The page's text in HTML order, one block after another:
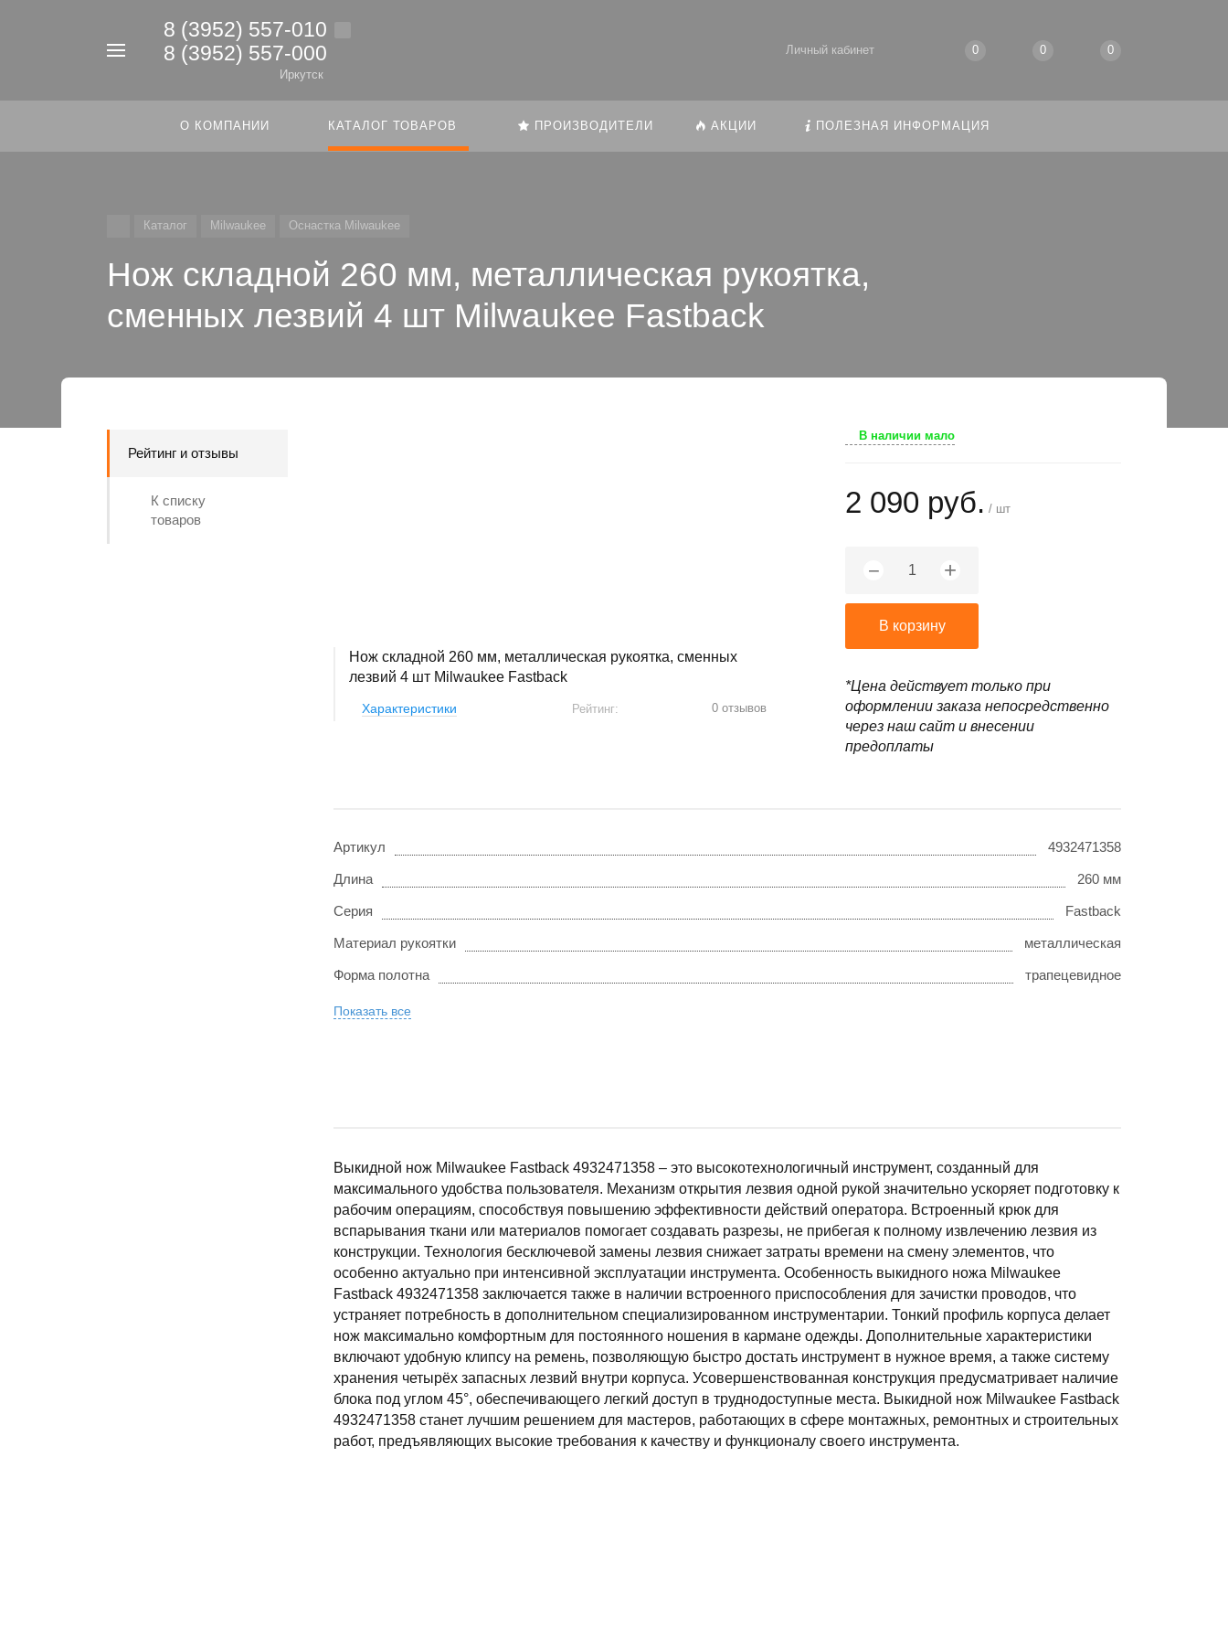
8 (3952) 557-010
8 (3952) 557-000
Иркутск
Личный кабинет 0 0 0
О КОМПАНИИ КАТАЛОГ ТОВАРОВ ПРОИЗВОДИТЕЛИ АКЦИИ ПОЛЕЗНАЯ ИНФОРМАЦИЯ
Каталог Milwaukee Оснастка Milwaukee
Нож складной 260 мм, металлическая рукоятка,
сменных лезвий 4 шт Milwaukee Fastback
Рейтинг и отзывы
К списку
товаров
Нож складной 260 мм, металлическая рукоятка, сменных
лезвий 4 шт Milwaukee Fastback
Характеристики Рейтинг: 0 отзывов
В наличии мало
2 090 руб. / шт
− +
В корзину
*Цена действует только при
оформлении заказа непосредственно
через наш сайт и внесении
предоплаты
Артикул 4932471358
Длина 260 мм
Серия Fastback
Материал рукоятки металлическая
Форма полотна трапецевидное
Показать все
Выкидной нож Milwaukee Fastback 4932471358 – это высокотехнологичный инструмент, созданный для
максимального удобства пользователя. Механизм открытия лезвия одной рукой значительно ускоряет подготовку к
рабочим операциям, способствуя повышению эффективности действий оператора. Встроенный крюк для
вспарывания ткани или материалов помогает создавать разрезы, не прибегая к полному извлечению лезвия из
конструкции. Технология бесключевой замены лезвия снижает затраты времени на смену элементов, что
особенно актуально при интенсивной эксплуатации инструмента. Особенность выкидного ножа Milwaukee
Fastback 4932471358 заключается также в наличии встроенного приспособления для зачистки проводов, что
устраняет потребность в дополнительном специализированном инструментарии. Тонкий профиль корпуса делает
нож максимально комфортным для постоянного ношения в кармане одежды. Дополнительные характеристики
включают удобную клипсу на ремень, позволяющую быстро достать инструмент в нужное время, а также систему
хранения четырёх запасных лезвий внутри корпуса. Усовершенствованная конструкция предусматривает наличие
блока под углом 45°, обеспечивающего легкий доступ в труднодоступные места. Выкидной нож Milwaukee Fastback
4932471358 станет лучшим решением для мастеров, работающих в сфере монтажных, ремонтных и строительных
работ, предъявляющих высокие требования к качеству и функционалу своего инструмента.